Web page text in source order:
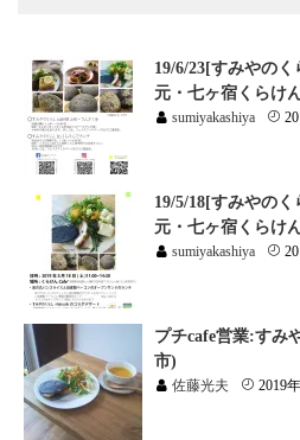
19/6/23[すみやの
元・七ヶ宿くらけ
sumiyakashiya
19/5/18[すみやの
元・七ヶ宿くらけ
sumiyakashiya
プチcafe営業:すみ
市)
佐藤光夫 2019